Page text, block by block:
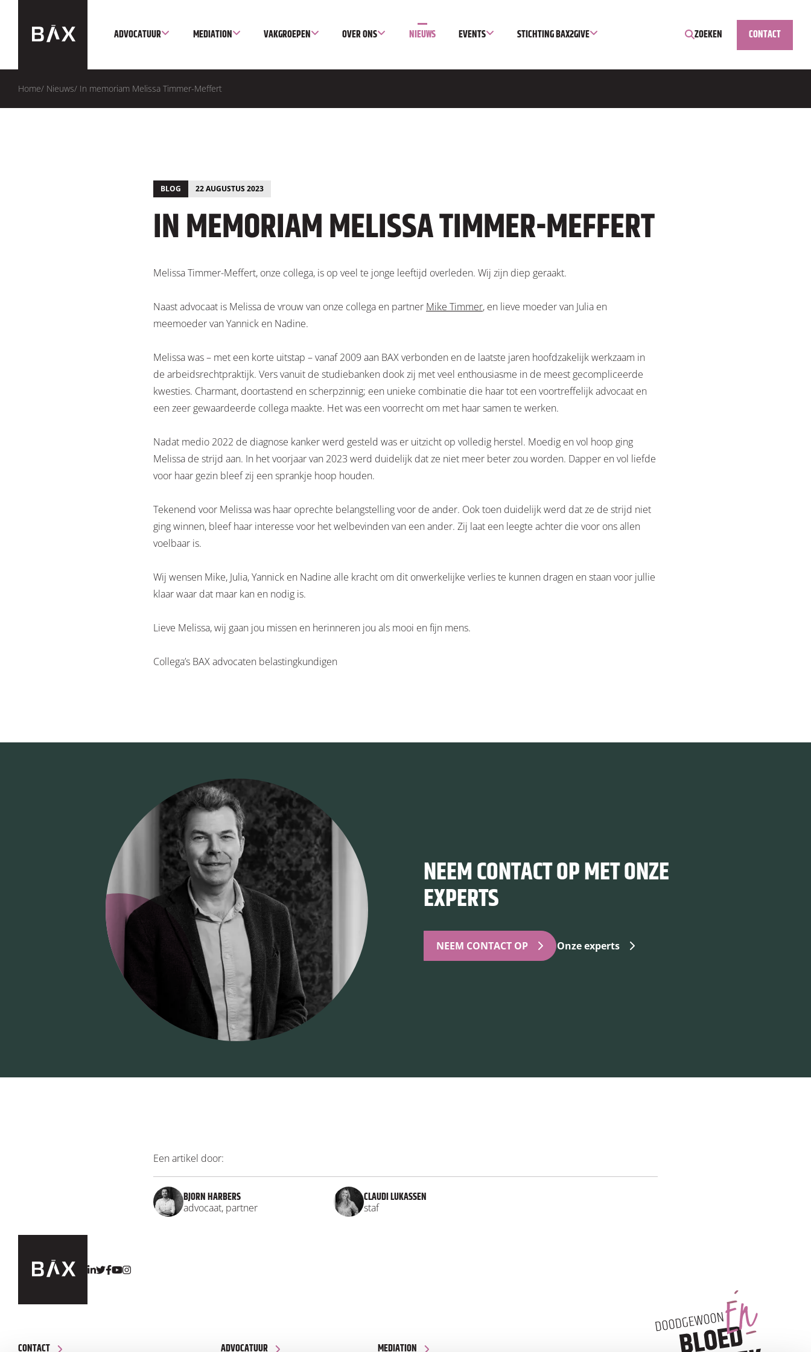
ADVOCATUUR MEDIATION VAKGROEPEN OVER ONS NIEUWS EVENTS STICHTING BAX2GIVE ZOEKEN CONTACT
Home/ Nieuws/ In memoriam Melissa Timmer-Meffert
BLOG 22 AUGUSTUS 2023
IN MEMORIAM MELISSA TIMMER-MEFFERT
Melissa Timmer-Meffert, onze collega, is op veel te jonge leeftijd overleden. Wij zijn diep geraakt.
Naast advocaat is Melissa de vrouw van onze collega en partner Mike Timmer, en lieve moeder van Julia en
meemoeder van Yannick en Nadine.
Melissa was – met een korte uitstap – vanaf 2009 aan BAX verbonden en de laatste jaren hoofdzakelijk werkzaam in
de arbeidsrechtpraktijk. Vers vanuit de studiebanken dook zij met veel enthousiasme in de meest gecompliceerde
kwesties. Charmant, doortastend en scherpzinnig; een unieke combinatie die haar tot een voortreffelijk advocaat en
een zeer gewaardeerde collega maakte. Het was een voorrecht om met haar samen te werken.
Nadat medio 2022 de diagnose kanker werd gesteld was er uitzicht op volledig herstel. Moedig en vol hoop ging
Melissa de strijd aan. In het voorjaar van 2023 werd duidelijk dat ze niet meer beter zou worden. Dapper en vol liefde
voor haar gezin bleef zij een sprankje hoop houden.
Tekenend voor Melissa was haar oprechte belangstelling voor de ander. Ook toen duidelijk werd dat ze de strijd niet
ging winnen, bleef haar interesse voor het welbevinden van een ander. Zij laat een leegte achter die voor ons allen
voelbaar is.
Wij wensen Mike, Julia, Yannick en Nadine alle kracht om dit onwerkelijke verlies te kunnen dragen en staan voor jullie
klaar waar dat maar kan en nodig is.
Lieve Melissa, wij gaan jou missen en herinneren jou als mooi en fijn mens.
Collega’s BAX advocaten belastingkundigen
NEEM CONTACT OP MET ONZE
EXPERTS
NEEM CONTACT OP Onze experts
Een artikel door:
BJORN HARBERS
advocaat, partner
CLAUDI LUKASSEN
staf
CONTACT ADVOCATUUR MEDIATION